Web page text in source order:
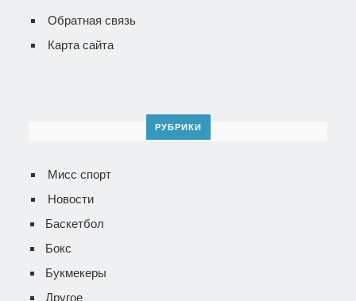
Обратная связь
Карта сайта
РУБРИКИ
Мисс спорт
Новости
Баскетбол
Бокс
Букмекеры
Другое